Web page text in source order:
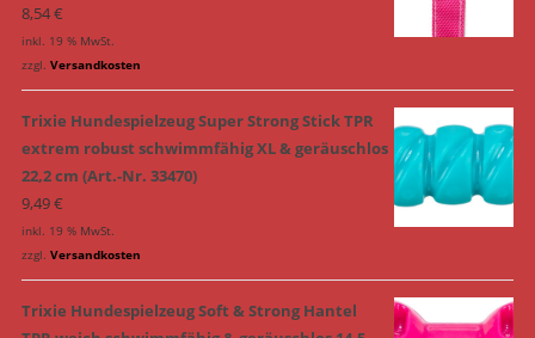
8,54€
inkl. 19 % MwSt.
zzgl. Versandkosten
Trixie Hundespielzeug Super Strong Stick TPR
extrem robust schwimmfähig XL & geräuschlos
22,2 cm (Art.-Nr. 33470)
9,49€
inkl. 19 % MwSt.
zzgl. Versandkosten
Trixie Hundespielzeug Soft & Strong Hantel